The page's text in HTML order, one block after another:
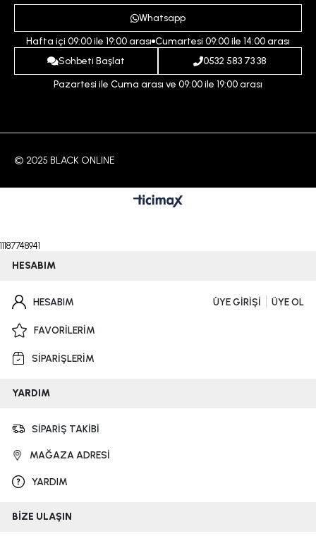
Ödeme ve Teslimat Koşulları
İptal ve İade Koşulları
İndirim
Whatsapp
Hafta içi 09:00 ile 19:00 arası Cumartesi 09:00 ile 14:00 arası
Sohbeti Başlat
0532 583 73 38
Pazartesi ile Cuma arası ve 09:00 ile 19:00 arası
© 2025 BLACK ONLINE
11187748941
HESABIM
HESABIM ÜYE GİRİŞİ ÜYE OL
FAVORİLERİM
SİPARİŞLERİM
YARDIM
SİPARİŞ TAKİBİ
MAĞAZA ADRESİ
YARDIM
BİZE ULAŞIN